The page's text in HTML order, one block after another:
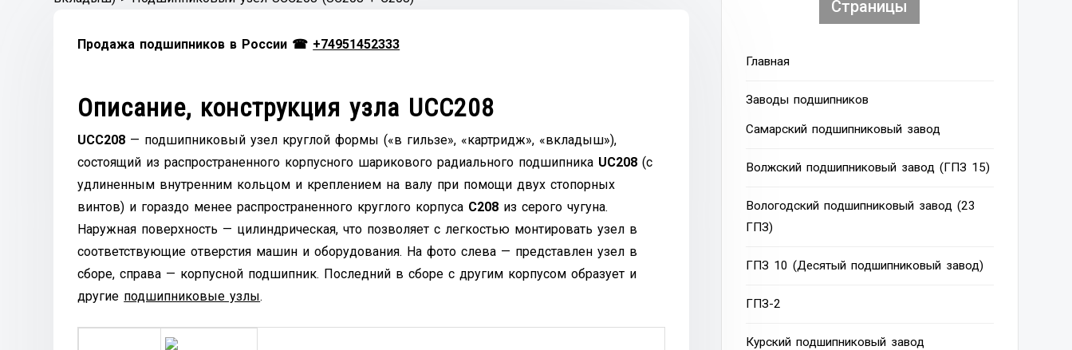
Продажа подшипников в России ☎ +74951452333
Описание, конструкция узла UCC208
UCC208 — подшипниковый узел круглой формы («в гильзе», «картридж», «вкладыш»),
состоящий из распространенного корпусного шарикового радиального подшипника UС208 (с
удлиненным внутренним кольцом и креплением на валу при помощи двух стопорных
винтов) и гораздо менее распространенного круглого корпуса С208 из серого чугуна.
Наружная поверхность — цилиндрическая, что позволяет с легкостью монтировать узел в
соответствующие отверстия машин и оборудования. На фото слева — представлен узел в
сборе, справа — корпусной подшипник. Последний в сборе с другим корпусом образует и
другие подшипниковые узлы.
Страницы
Главная
Заводы подшипников
Cамарский подшипниковый завод
Волжский подшипниковый завод (ГПЗ 15)
Вологодский подшипниковый завод (23
ГПЗ)
ГПЗ 10 (Десятый подшипниковый завод)
ГПЗ-2
Курский подшипниковый завод